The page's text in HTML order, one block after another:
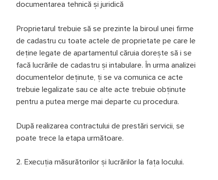
documentarea tehnică şi juridică
Proprietarul trebuie să se prezinte la biroul unei firme
de cadastru cu toate actele de proprietate pe care le
deține legate de apartamentul căruia doreşte să i se
facă lucrările de cadastru şi intabulare. În urma analizei
documentelor deținute, ți se va comunica ce acte
trebuie legalizate sau ce alte acte trebuie obținute
pentru a putea merge mai departe cu procedura.
După realizarea contractului de prestări servicii, se
poate trece la etapa următoare.
2. Execuţia măsurătorilor şi lucrărilor la fața locului.